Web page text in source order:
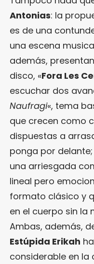
Antonias: la
es de una
una escena
además,
disco, «Fora Les
escuchar dos
Naufragi«, tema
que crecen como
dispuestas a
ponga por delante;
una arriesgada
lineal pero
formato clásico y
en el cuerpo sin la
Ambas, además,
Estúpida Erikah
considerable en la